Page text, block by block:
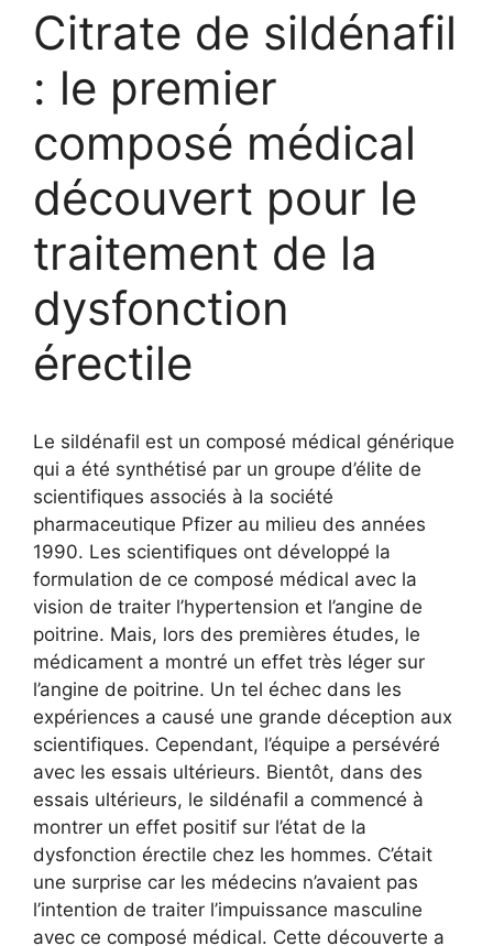
Citrate de sildénafil
: le premier
composé médical
découvert pour le
traitement de la
dysfonction
érectile
Le sildénafil est un composé médical générique
qui a été synthétisé par un groupe d’élite de
scientifiques associés à la société
pharmaceutique Pfizer au milieu des années
1990. Les scientifiques ont développé la
formulation de ce composé médical avec la
vision de traiter l’hypertension et l’angine de
poitrine. Mais, lors des premières études, le
médicament a montré un effet très léger sur
l’angine de poitrine. Un tel échec dans les
expériences a causé une grande déception aux
scientifiques. Cependant, l’équipe a persévéré
avec les essais ultérieurs. Bientôt, dans des
essais ultérieurs, le sildénafil a commencé à
montrer un effet positif sur l’état de la
dysfonction érectile chez les hommes. C’était
une surprise car les médecins n’avaient pas
l’intention de traiter l’impuissance masculine
avec ce composé médical. Cette découverte a